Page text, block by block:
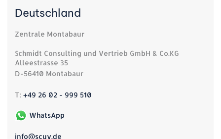
Deutschland
Zentrale Montabaur
Schmidt Consulting und Vertrieb GmbH & Co.KG
Alleestrasse 35
D-56410 Montabaur
T: +49 26 02 - 999 510
WhatsApp
info@scuv.de